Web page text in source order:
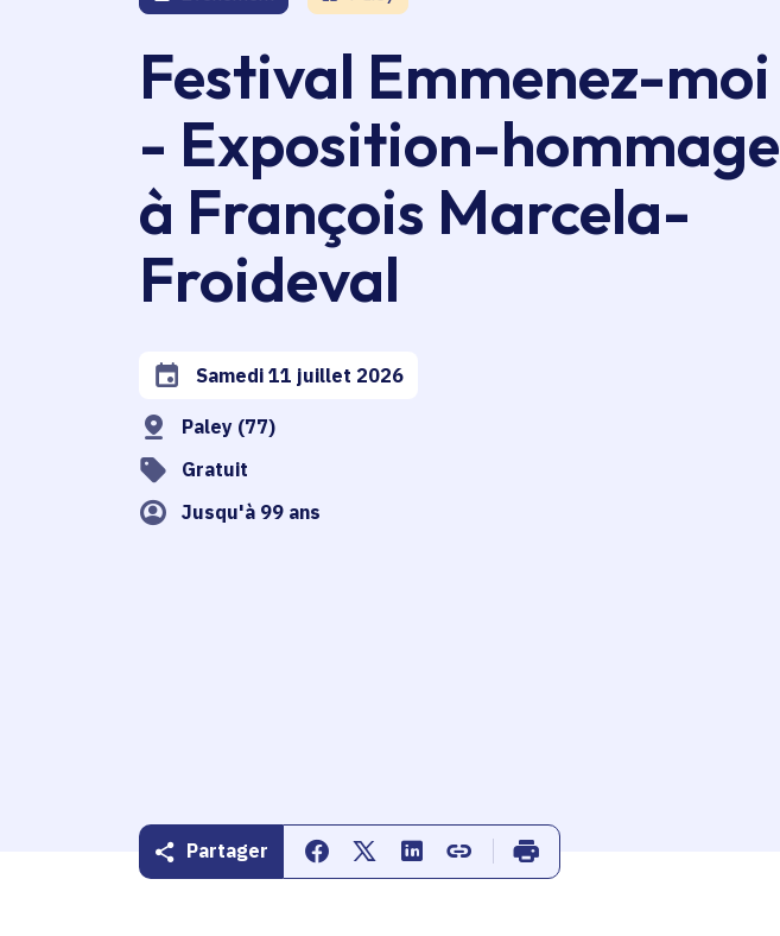
Festival Emmenez-moi
- Exposition-hommage
à François Marcela-
Froideval
Date de l'arrêté
Samedi 11 juillet 2026
Paley (77)
Gratuit
Jusqu'à 99 ans
Partager Partager sur Facebook
Partager sur Twitter
Partager sur Linkedin
Copier dans le presse-papier
Imprimer